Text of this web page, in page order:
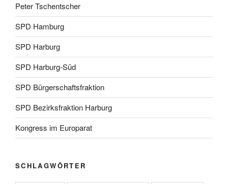
Peter Tschentscher
SPD Hamburg
SPD Harburg
SPD Harburg-Süd
SPD Bürgerschaftsfraktion
SPD Bezirksfraktion Harburg
Kongress im Europarat
SCHLAGWÖRTER